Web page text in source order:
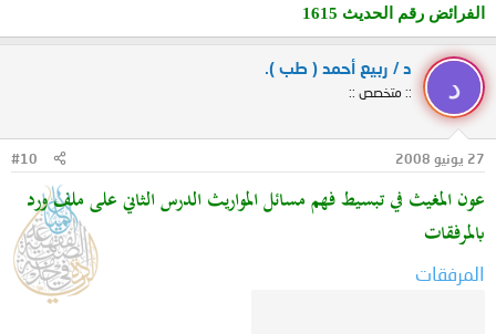
الفرائض رقم الحديث 1615
د
د / ربيع أحمد ( طب ).
:: متخصص ::
27 يونيو 2008 #10
عون المغيث في تبسيط فهم مسائل المواريث الدرس الثاني على ملف ورد
بالمرفقات
المرفقات